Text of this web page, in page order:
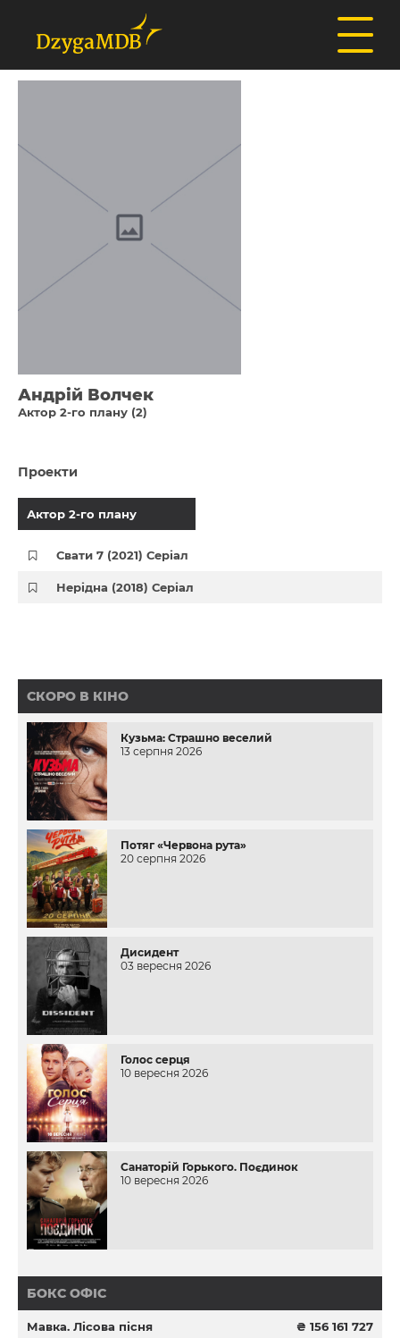
Андрій Волчек
Актор 2-го плану (2)
Проекти
Актор 2-го плану
Свати 7 (2021) Серіал
Нерідна (2018) Серіал
СКОРО В КІНО
Кузьма: Страшно веселий
13 серпня 2026
Потяг «Червона рута»
20 серпня 2026
Дисидент
03 вересня 2026
Голос серця
10 вересня 2026
Санаторій Горького. Поєдинок
10 вересня 2026
БОКС ОФІС
Мавка. Лісова пісня ₴ 156 161 727